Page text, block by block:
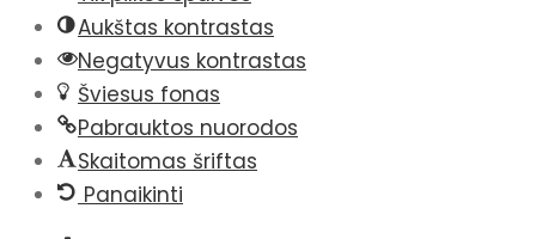
Aukštas kontrastas
Negatyvus kontrastas
Šviesus fonas
Pabrauktos nuorodos
Skaitomas šriftas
Panaikinti